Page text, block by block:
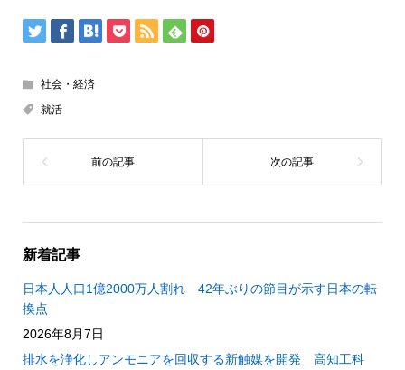
社会・経済
就活
新着記事
日本人人口1億2000万人割れ 42年ぶりの節目が示す日本の転
換点
2026年8月7日
排水を浄化しアンモニアを回収する新触媒を開発 高知工科